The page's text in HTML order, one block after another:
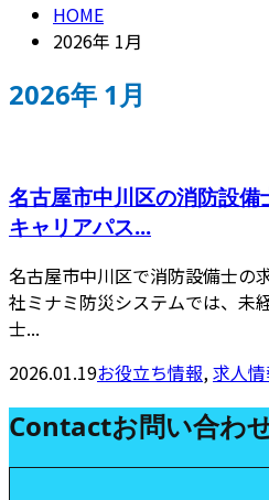
HOME
2026年 1月
2026年 1月
名古屋市中川区の消防設備
キャリアパス...
名古屋市中川区で消防設備士の
社ミナミ防災システムでは、未
士...
2026.01.19お役立ち情報,求人
Contactお問い合わ